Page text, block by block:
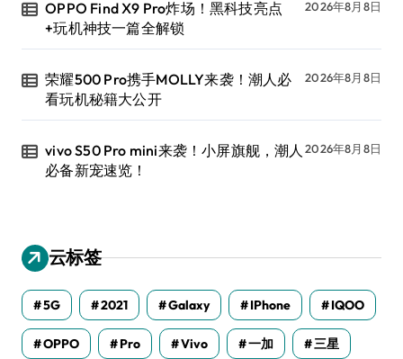
OPPO Find X9 Pro炸场！黑科技亮点
+玩机神技一篇全解锁
2026年8月8日
荣耀500 Pro携手MOLLY来袭！潮人必
看玩机秘籍大公开
2026年8月8日
vivo S50 Pro mini来袭！小屏旗舰，潮人
必备新宠速览！
2026年8月8日
云标签
5G 2021 Galaxy IPhone IQOO
OPPO Pro Vivo 一加 三星